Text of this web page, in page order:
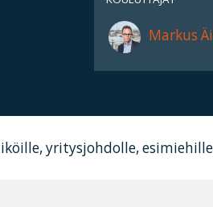
Markus
yritysjohdolle,